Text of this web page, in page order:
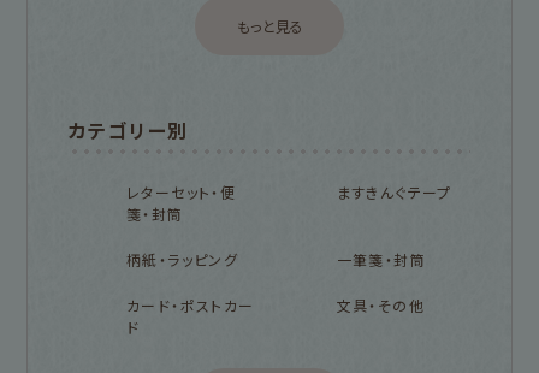
もっと見る
カテゴリー別
レターセット・便
箋・封筒
ますきんぐテープ
柄紙・ラッピング 一筆箋・封筒
カード・ポストカー
ド
文具・その他